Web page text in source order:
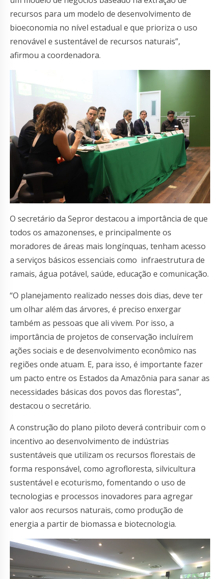
recursos para um modelo de desenvolvimento de
bioeconomia no nível estadual e que prioriza o uso
renovável e sustentável de recursos naturais”,
afirmou a coordenadora.
O secretário da Sepror destacou a importância de que
todos os amazonenses, e principalmente os
moradores de áreas mais longínquas, tenham acesso
a serviços básicos essenciais como infraestrutura de
ramais, água potável, saúde, educação e comunicação.
“O planejamento realizado nesses dois dias, deve ter
um olhar além das árvores, é preciso enxergar
também as pessoas que ali vivem. Por isso, a
importância de projetos de conservação incluírem
ações sociais e de desenvolvimento econômico nas
regiões onde atuam. E, para isso, é importante fazer
um pacto entre os Estados da Amazônia para sanar as
necessidades básicas dos povos das florestas”,
destacou o secretário.
A construção do plano piloto deverá contribuir com o
incentivo ao desenvolvimento de indústrias
sustentáveis que utilizam os recursos florestais de
forma responsável, como agrofloresta, silvicultura
sustentável e ecoturismo, fomentando o uso de
tecnologias e processos inovadores para agregar
valor aos recursos naturais, como produção de
energia a partir de biomassa e biotecnologia.